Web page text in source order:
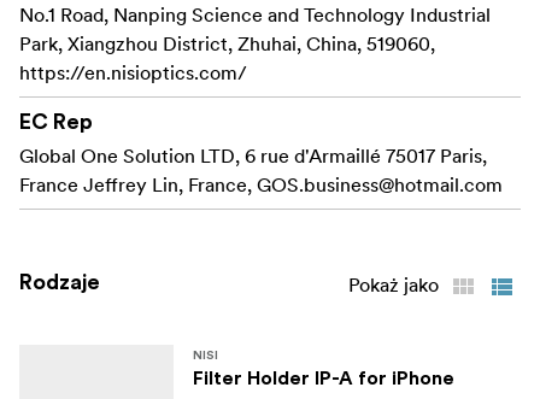
Mieści 2 kwadratowe filtry P1 i umożliwia obrót o
360 stopni
Konstrukcja klipsa do szybkiego montażu
Układaj wiele filtrów, aby uzyskać różne efekty
No.1 Road, Nanping Science and Technology Industrial
Park, Xiangzhou District, Zhuhai, China, 519060,
https://en.nisioptics.com/
EC Rep
Global One Solution LTD, 6 rue d'Armaillé 75017 Paris,
France Jeffrey Lin, France, GOS.business@hotmail.com
Rodzaje Pokaż jako
NISI
Filter Holder IP-A for iPhone